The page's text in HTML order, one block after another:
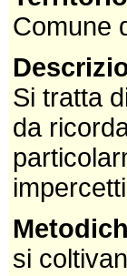
Comune
Si tratta
da
si